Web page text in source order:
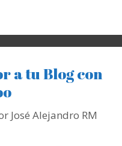
a tu Blog con
José Alejandro RM